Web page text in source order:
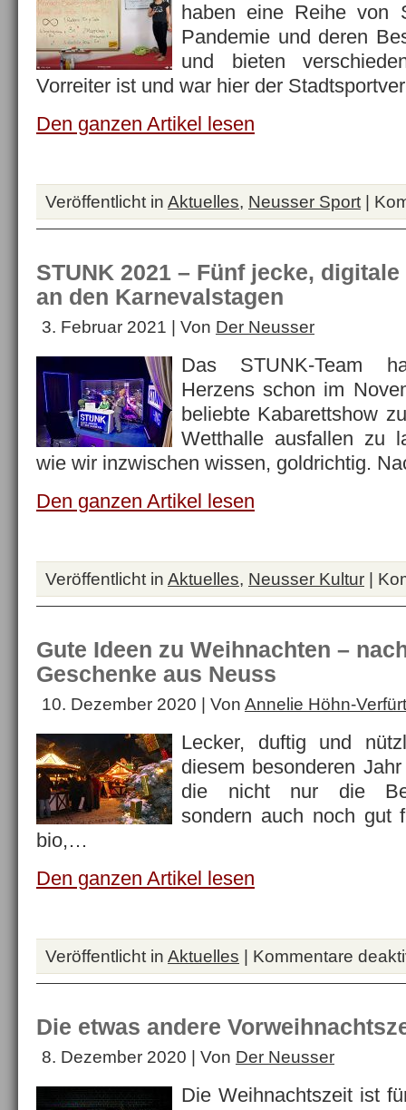
haben eine Reihe von
Pandemie und deren
und bieten
Vorreiter ist und war hier der
Den ganzen Artikel lesen
Veröffentlicht in Aktuelles, Neusser Sport |
STUNK 2021 – Fünf jecke,
an den Karnevalstagen
3. Februar 2021 | Von Der Neusser
Das STUNK-Team
Herzens schon im
beliebte Kabarettshow
Wetthalle ausfallen zu
wie wir inzwischen wissen, goldrichtig.
Den ganzen Artikel lesen
Veröffentlicht in Aktuelles, Neusser Kultur |
Gute Ideen zu Weihnachten –
Geschenke aus Neuss
10. Dezember 2020 | Von Annelie Höhn-
Lecker, duftig und
diesem besonderen
die nicht nur die
sondern auch noch gut
bio,…
Den ganzen Artikel lesen
Veröffentlicht in Aktuelles | Kommentare
Die etwas andere
8. Dezember 2020 | Von Der Neusser
Die Weihnachtszeit ist